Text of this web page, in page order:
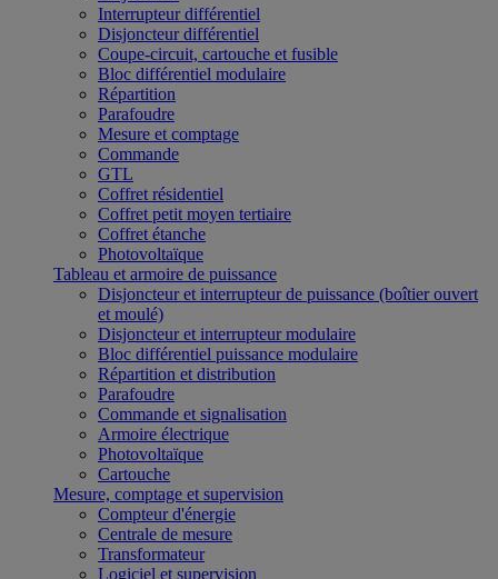
Interrupteur différentiel
Disjoncteur différentiel
Coupe-circuit, cartouche et fusible
Bloc différentiel modulaire
Répartition
Parafoudre
Mesure et comptage
Commande
GTL
Coffret résidentiel
Coffret petit moyen tertiaire
Coffret étanche
Photovoltaïque
Tableau et armoire de puissance
Disjoncteur et interrupteur de puissance (boîtier ouvert
et moulé)
Disjoncteur et interrupteur modulaire
Bloc différentiel puissance modulaire
Répartition et distribution
Parafoudre
Commande et signalisation
Armoire électrique
Photovoltaïque
Cartouche
Mesure, comptage et supervision
Compteur d'énergie
Centrale de mesure
Transformateur
Logiciel et supervision